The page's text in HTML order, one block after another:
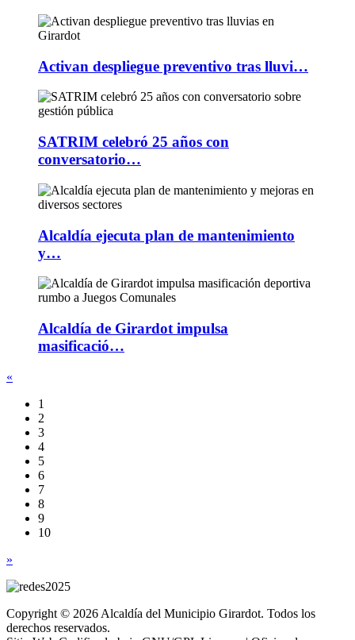
Activan despliegue preventivo tras lluvi…
SATRIM celebró 25 años con
conversatorio…
Alcaldía ejecuta plan de mantenimiento
y…
Alcaldía de Girardot impulsa
masificació…
«
1
2
3
4
5
6
7
8
9
10
»
Copyright © 2026 Alcaldía del Municipio Girardot. Todos los
derechos reservados.